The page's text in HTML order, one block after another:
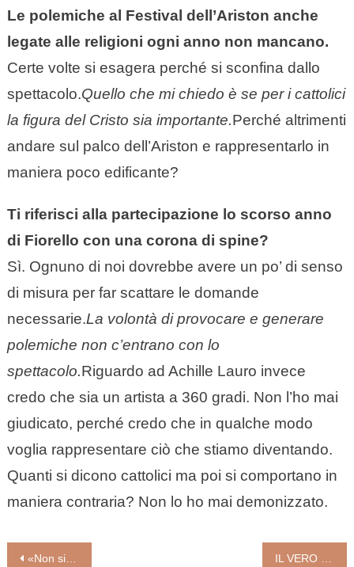
Le polemiche al Festival dell’Ariston anche
legate alle religioni ogni anno non mancano.
Certe volte si esagera perché si sconfina dallo
spettacolo.Quello che mi chiedo è se per i cattolici
la figura del Cristo sia importante.Perché altrimenti
andare sul palco dell’Ariston e rappresentarlo in
maniera poco edificante?
Ti riferisci alla partecipazione lo scorso anno
di Fiorello con una corona di spine?
Sì. Ognuno di noi dovrebbe avere un po’ di senso
di misura per far scattare le domande
necessarie.La volontà di provocare e generare
polemiche non c’entrano con lo
spettacolo.Riguardo ad Achille Lauro invece
credo che sia un artista a 360 gradi. Non l’ho mai
giudicato, perché credo che in qualche modo
voglia rappresentare ciò che stiamo diventando.
Quanti si dicono cattolici ma poi si comportano in
maniera contraria? Non lo ho mai demonizzato.
Navigazione
«Non si ascolta bene che col cuore. L’essenziale è inaudibile all’orecchio!»